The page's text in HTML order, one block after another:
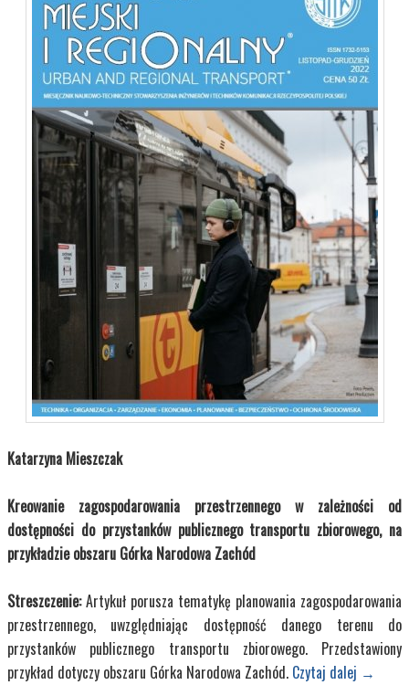
Katarzyna Mieszczak
Kreowanie zagospodarowania przestrzennego w zależności od
dostępności do przystanków publicznego transportu zbiorowego, na
przykładzie obszaru Górka Narodowa Zachód
Streszczenie:Artykuł porusza tematykę planowania zagospodarowania
przestrzennego, uwzględniając dostępność danego terenu do
przystanków publicznego transportu zbiorowego. Przedstawiony
przykład dotyczy obszaru Górka Narodowa Zachód. Czytaj dalej →